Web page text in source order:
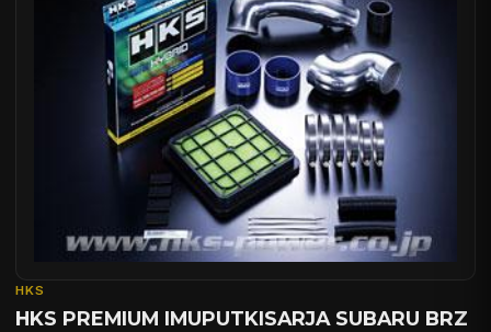
HKS
HKS PREMIUM IMUPUTKISARJA SUBARU BRZ